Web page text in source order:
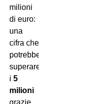
milioni
di euro:
una
cifra che
potrebbe
superare
i 5
milioni
grazie